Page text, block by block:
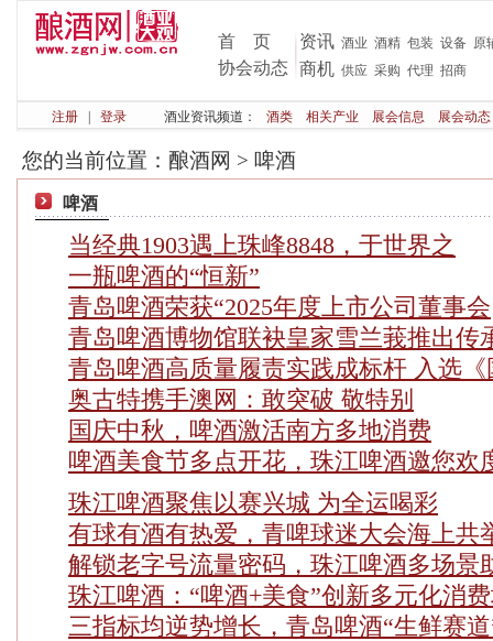
首 页
协会动态
资讯 酒业 酒精 包装 设备 原
商机 供应 采购 代理 招商
注册 登录 酒业资讯频道： 酒类 相关产业 展会信息 展会动态
您的当前位置： 酿酒网 > 啤酒
啤酒
当经典1903遇上珠峰8848，于世界之
一瓶啤酒的“恒新”
青岛啤酒荣获“2025年度上市公司董事会
青岛啤酒博物馆联袂皇家雪兰莪推出传
青岛啤酒高质量履责实践成标杆 入选《
奥古特携手澳网：敢突破 敬特别
国庆中秋，啤酒激活南方多地消费
啤酒美食节多点开花，珠江啤酒邀您欢
珠江啤酒聚焦以赛兴城 为全运喝彩
有球有酒有热爱，青啤球迷大会海上共
解锁老字号流量密码，珠江啤酒多场景
珠江啤酒：“啤酒+美食”创新多元化消
三指标均逆势增长，青岛啤酒“生鲜赛